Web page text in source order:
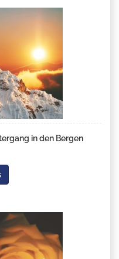
in den Bergen